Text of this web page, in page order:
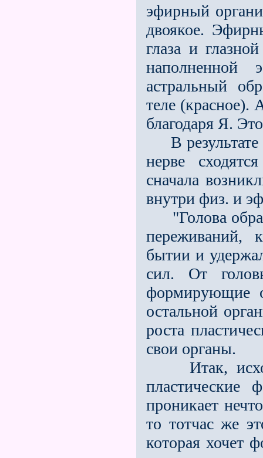
эфирный
двоякое.
глаза и
наполненной
астральный
теле (красное).
благода­ря Я.
В результате
нерве
сначала
внутри физ. и
"Голова
переживаний,
бытии и
сил. От
формирующие
остальной
роста
свои органы.
Итак,
прони­кает
то тотчас же
которая хочет